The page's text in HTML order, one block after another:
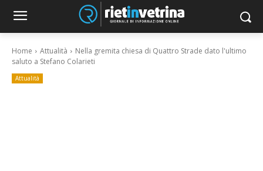
Home Attualità
Nella gremita chiesa di Quattro Strade dato l'ultimo
saluto a Stefano Colarieti
Attualità